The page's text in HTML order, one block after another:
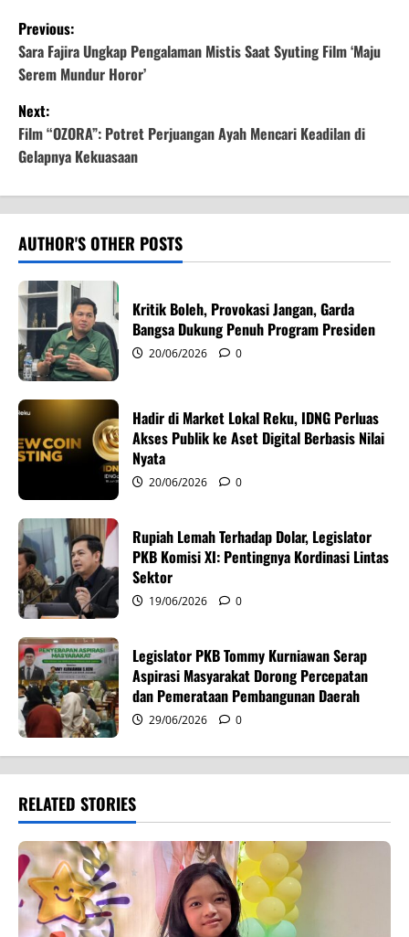
P
o
s
t
n
a
v
i
g
a
t
i
o
n
Previous:
Sara Fajira Ungkap Pengalaman Mistis Saat Syuting Film ‘Maju
Serem Mundur Horor’
Next:
Film “OZORA”: Potret Perjuangan Ayah Mencari Keadilan di
Gelapnya Kekuasaan
AUTHOR'S OTHER POSTS
Kritik Boleh, Provokasi Jangan, Garda
Bangsa Dukung Penuh Program Presiden
20/06/2026 0
Hadir di Market Lokal Reku, IDNG Perluas
Akses Publik ke Aset Digital Berbasis Nilai
Nyata
20/06/2026 0
Rupiah Lemah Terhadap Dolar, Legislator
PKB Komisi XI: Pentingnya Kordinasi Lintas
Sektor
19/06/2026 0
Legislator PKB Tommy Kurniawan Serap
Aspirasi Masyarakat Dorong Percepatan
dan Pemerataan Pembangunan Daerah
29/06/2026 0
RELATED STORIES